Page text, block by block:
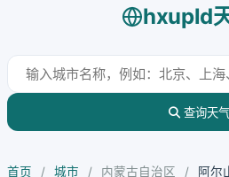
hxupld
查询天气
首页 / 城市 / 内蒙古自治区 / 阿尔